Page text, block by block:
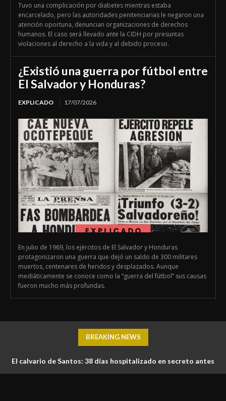
Tuvo una complicación por diabetes mientras estaba
encarcelado, pero las autoridades penitenciarias le negaron una
atención oportuna, denuncian organizaciones de derechos
humanos. El caso será llevado ante la CIDH por presuntas
violaciones al derecho a la vida y al debido proceso.
¿Existió una guerra por fútbol entre
El Salvador y Honduras?
EXPLICADO 17/07/2026
En julio de 1969, los ejércitos de El Salvador y Honduras
protagonizaron una guerra que dejó un saldo de 300 militares
muertos, centenares de heridos y desplazados. Aunque
mediáticamente se conoce como la “guerra del fútbol” sus causas
fueron mucho más profundas.
BREAKING NEWS
El calvario de Santos: 38 días hospitalizado en secreto antes